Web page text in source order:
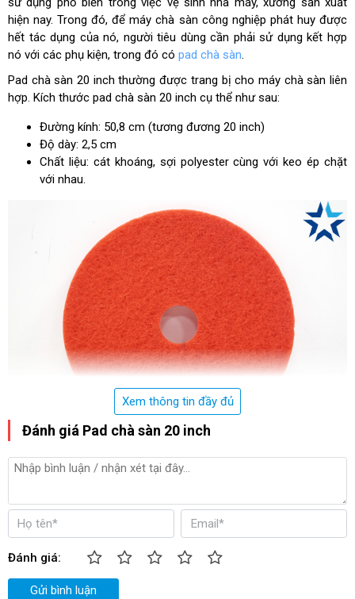
hiện nay. Trong đó, để máy chà sàn công nghiệp phát huy được
hết tác dụng của nó, người tiêu dùng cần phải sử dụng kết hợp
nó với các phụ kiện, trong đó có pad chà sàn.
Pad chà sàn 20 inch thường được trang bị cho máy chà sàn liên
hợp. Kích thước pad chà sàn 20 inch cụ thể như sau:
Đường kính: 50,8 cm (tương đương 20 inch)
Độ dày: 2,5 cm
Chất liệu: cát khoáng, sợi polyester cùng với keo ép chặt
với nhau.
Xem thông tin đầy đủ
Đánh giá Pad chà sàn 20 inch
Đánh giá:
Gửi bình luận